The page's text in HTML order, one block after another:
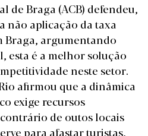
de Braga (ACB) defendeu,
não aplicação da taxa
argumentando
esta é a melhor solução
neste setor.
afirmou que a dinâmica
exige recursos
de outos locais
para afastar turistas,